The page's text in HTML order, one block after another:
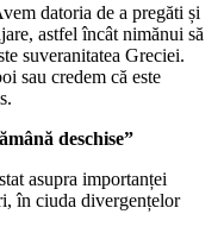
datoria de a pregăti și
astfel încât nimănui să
suveranitatea Greciei.
sau credem că este
deschise”
asupra importanței
în ciuda divergențelor